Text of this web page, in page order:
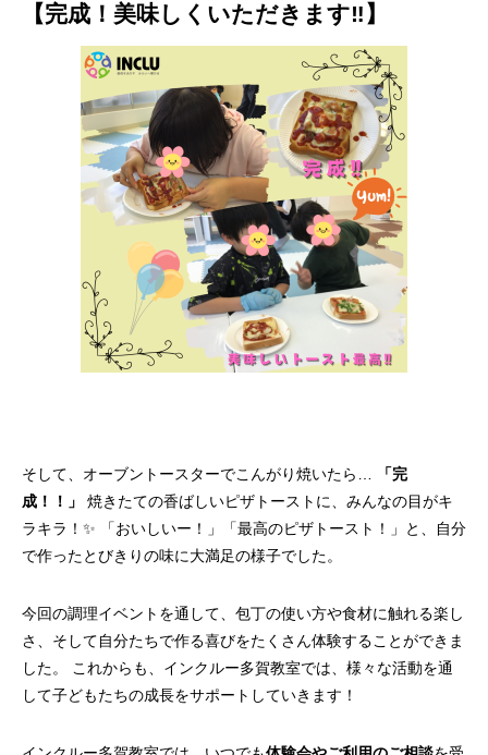
【完成！美味しくいただきます‼】
そして、オーブントースターでこんがり焼いたら…
「完
成！！」
焼きたての香ばしいピザトーストに、みんなの目がキ
ラキラ！✨ 「おいしいー！」「最高のピザトースト！」と、自分
で作ったとびきりの味に大満足の様子でした。
今回の調理イベントを通して、包丁の使い方や食材に触れる楽し
さ、そして自分たちで作る喜びをたくさん体験することができま
した。 これからも、インクルー多賀教室では、様々な活動を通
して子どもたちの成長をサポートしていきます！